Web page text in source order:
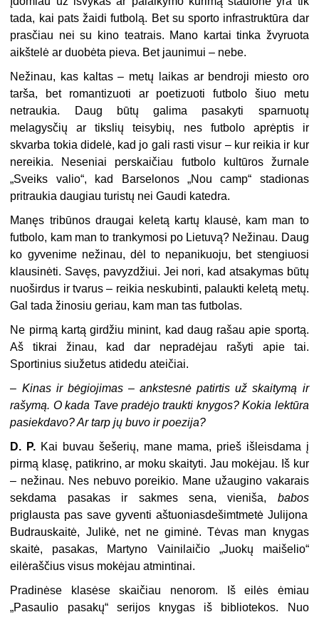
tada, kai pats žaidi futbolą. Bet su sporto infrastruktūra dar
prasčiau nei su kino teatrais. Mano kartai tinka žvyruota
aikštelė ar duobėta pieva. Bet jaunimui – nebe.
Nežinau, kas kaltas – metų laikas ar bendroji miesto oro
tarša, bet romantizuoti ar poetizuoti futbolo šiuo metu
netraukia. Daug būtų galima pasakyti sparnuotų
melagysčių ar tikslių teisybių, nes futbolo aprėptis ir
skvarba tokia didelė, kad jo gali rasti visur – kur reikia ir kur
nereikia. Neseniai perskaičiau futbolo kultūros žurnale
„Sveiks valio“, kad Barselonos „Nou camp“ stadionas
pritraukia daugiau turistų nei Gaudi katedra.
Manęs tribūnos draugai keletą kartų klausė, kam man to
futbolo, kam man to trankymosi po Lietuvą? Nežinau. Daug
ko gyvenime nežinau, dėl to nepanikuoju, bet stengiuosi
klausinėti. Savęs, pavyzdžiui. Jei nori, kad atsakymas būtų
nuoširdus ir tvarus – reikia neskubinti, palaukti keletą metų.
Gal tada žinosiu geriau, kam man tas futbolas.
Ne pirmą kartą girdžiu minint, kad daug rašau apie sportą.
Aš tikrai žinau, kad dar nepradėjau rašyti apie tai.
Sportinius siužetus atidedu ateičiai.
– Kinas ir bėgiojimas – ankstesnė patirtis už skaitymą ir
rašymą. O kada Tave pradėjo traukti knygos? Kokia lektūra
pasiekdavo? Ar tarp jų buvo ir poezija?
D. P. Kai buvau šešerių, mane mama, prieš išleisdama į
pirmą klasę, patikrino, ar moku skaityti. Jau mokėjau. Iš kur
– nežinau. Nes nebuvo poreikio. Mane užaugino vakarais
sekdama pasakas ir sakmes sena, vieniša, babos
priglausta pas save gyventi aštuoniasdešimtmetė Julijona
Budrauskaitė, Julikė, net ne giminė. Tėvas man knygas
skaitė, pasakas, Martyno Vainilaičio „Juokų maišelio“
eilėraščius visus mokėjau atmintinai.
Pradinėse klasėse skaičiau nenorom. Iš eilės ėmiau
„Pasaulio pasakų“ serijos knygas iš bibliotekos. Nuo